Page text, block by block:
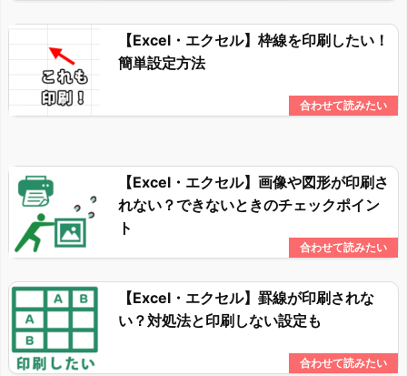
【Excel・エクセル】枠線を印刷したい！
簡単設定方法
【Excel・エクセル】画像や図形が印刷さ
れない？できないときのチェックポイン
ト
【Excel・エクセル】罫線が印刷されな
い？対処法と印刷しない設定も